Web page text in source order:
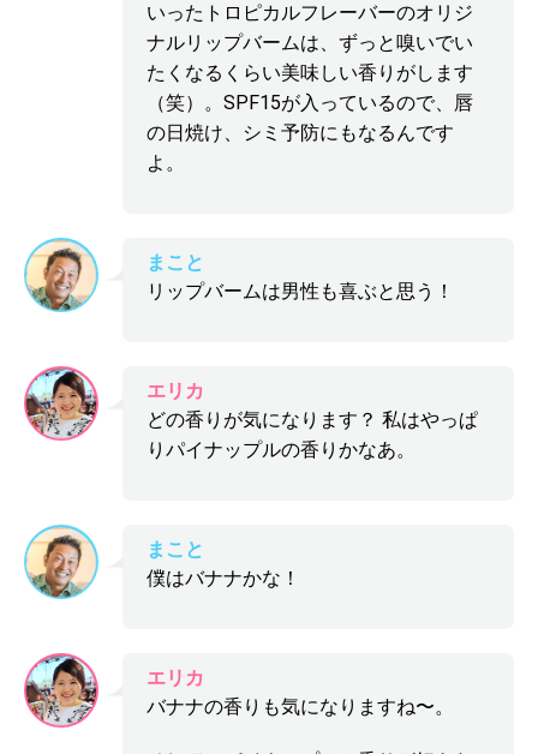
いったトロピカルフレーバーのオリジ
ナルリップバームは、ずっと嗅いでい
たくなるくらい美味しい香りがします
（笑）。SPF15が入っているので、唇
の日焼け、シミ予防にもなるんです
よ。
まこと
リップバームは男性も喜ぶと思う！
エリカ
どの香りが気になります？ 私はやっぱ
りパイナップルの香りかなあ。
まこと
僕はバナナかな！
エリカ
バナナの香りも気になりますね〜。